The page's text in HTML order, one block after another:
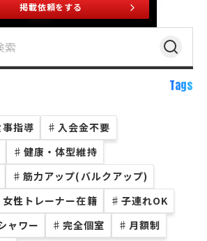
掲載依頼をする
Tags
指導 ♯ 入会金不要
♯ 健康・体型維持
♯ 筋力アップ(バルクアップ)
女性トレーナー在籍 ♯ 子連れOK
ャワー ♯ 完全個室 ♯ 月額制